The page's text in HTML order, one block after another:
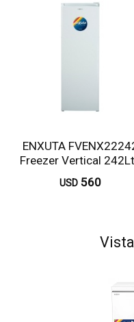
ENXUTA
Freezer Vertical
Blanco Frio Nat
USD 560